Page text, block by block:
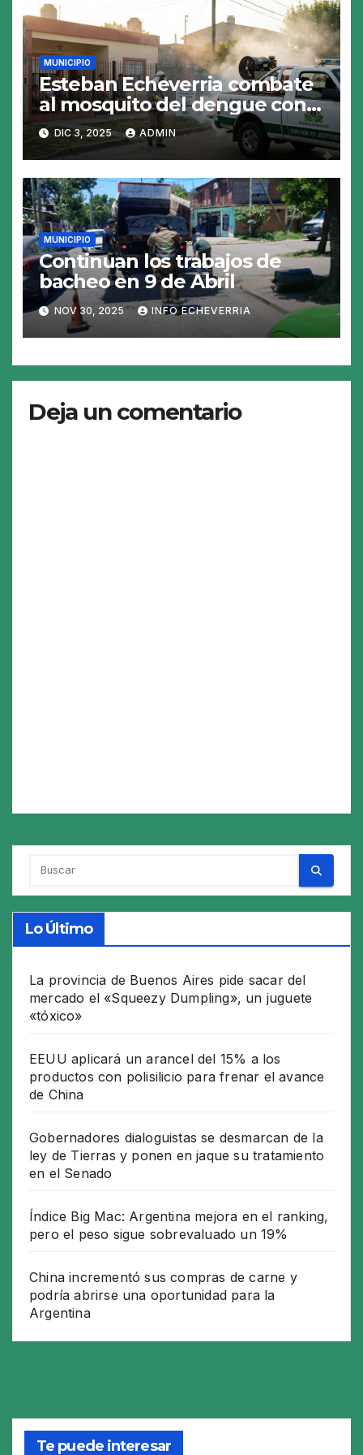
MUNICIPIO
Esteban Echeverria combate
al mosquito del dengue con
fumigacion
DIC 3, 2025 ADMIN
MUNICIPIO
Continuan los trabajos de
bacheo en 9 de Abril
NOV 30, 2025 INFO ECHEVERRIA
Deja un comentario
Lo Último
La provincia de Buenos Aires pide sacar del
mercado el «Squeezy Dumpling», un juguete
«tóxico»
EEUU aplicará un arancel del 15% a los
productos con polisilicio para frenar el avance
de China
Gobernadores dialoguistas se desmarcan de la
ley de Tierras y ponen en jaque su tratamiento
en el Senado
Índice Big Mac: Argentina mejora en el ranking,
pero el peso sigue sobrevaluado un 19%
China incrementó sus compras de carne y
podría abrirse una oportunidad para la
Argentina
Te puede interesar